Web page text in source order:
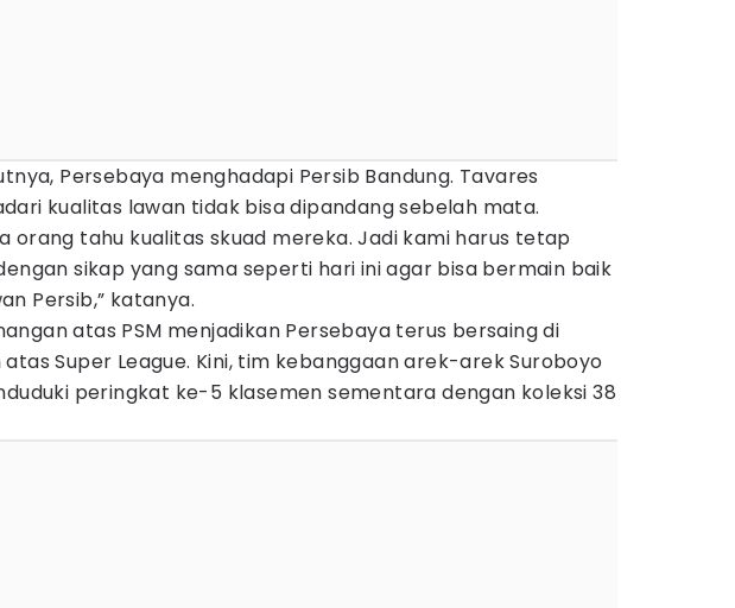
Persebaya menghadapi Persib Bandung. Tavares
kualitas lawan tidak bisa dipandang sebelah mata.
orang tahu kualitas skuad mereka. Jadi kami harus tetap
sikap yang sama seperti hari ini agar bisa bermain baik
Persib,” katanya.
atas PSM menjadikan Persebaya terus bersaing di
Super League. Kini, tim kebanggaan arek-arek Suroboyo
peringkat ke-5 klasemen sementara dengan koleksi 38